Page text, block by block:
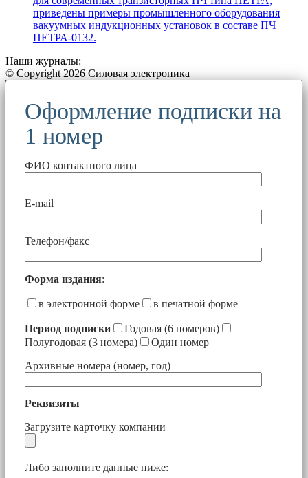
приведены примеры промышленного оборудования
вакуумных индукционных установок в составе ПЧ
ПЕТРА-0132.
Наши журналы:
© Copyright 2026 Силовая электроника
Оформление подписки на
1 номер
ФИО контактного лица
E-mail
Телефон/факс
Форма издания:
в электронной форме в печатной форме
Период подписки
Годовая (6 номеров)
Полугодовая (3 номера)
Один номер
Архивные номера (номер, год)
Реквизиты
Загрузите карточку компании
Либо заполните данные ниже: